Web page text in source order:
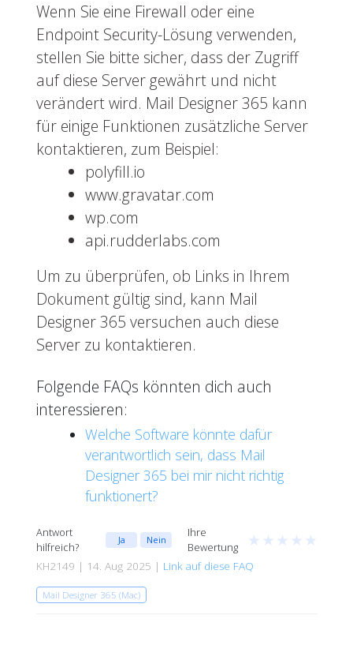
Wenn Sie eine Firewall oder eine
Endpoint Security-Lösung verwenden,
stellen Sie bitte sicher, dass der Zugriff
auf diese Server gewährt und nicht
verändert wird. Mail Designer 365 kann
für einige Funktionen zusätzliche Server
kontaktieren, zum Beispiel:
polyfill.io
www.gravatar.com
wp.com
api.rudderlabs.com
Um zu überprüfen, ob Links in Ihrem
Dokument gültig sind, kann Mail
Designer 365 versuchen auch diese
Server zu kontaktieren.
Folgende FAQs könnten dich auch
interessieren:
Welche Software könnte dafür
verantwortlich sein, dass Mail
Designer 365 bei mir nicht richtig
funktionert?
Antwort
hilfreich?
Ja Nein
Ihre
Bewertung
★ ★ ★ ★ ★
KH2149 | 14. Aug 2025 | Link auf diese FAQ
Mail Designer 365 (Mac)